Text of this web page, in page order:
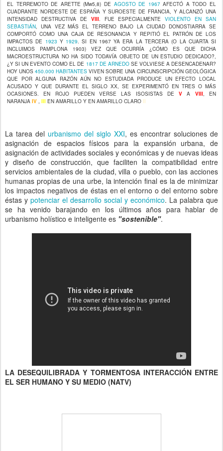
EL TERREMOTO DE ARETTE (Mw5,8) DE AGOSTO DE 1967AFECTÓ A TODO EL
CUADRANTE NORDESTE DE ESPAÑA Y SUROESTE DE FRANCIA, Y ALCANZÓ UNA
INTENSIDAD DESTRUCTIVA DE VIII. FUE ESPECIALMENTEVIOLENTO EN SAN
SEBASTIÁN, UNA VEZ MÁS EL TERRENO BAJO LA CIUDAD DONOSTIARRA SE
COMPORTÓ COMO UNA CAJA DE RESONANCIA Y REPITIÓ EL PATRÓN DE LOS
IMPACTOS DE 1923 Y1929. SI EN 1967 YA ERA LA TERCERA (O LA CUARTA SI
INCLUIMOS PAMPLONA 1903) VEZ QUE OCURRÍA ¿CÓMO ES QUE DICHA
MACROESTRUCTURA NO HA SIDO TODAVÍA OBJETO DE UN ESTUDIO DEDICADO?,
¿Y SI UN EVENTO COMO EL DE 1817 DE ARNEDOSE VOLVIESE A DESENCADENAR?
HOY UNOS 450.000 HABITANTES VIVEN SOBRE UNA CIRCUNSCRIPCIÓN GEOLÓGICA
QUE POR ALGUNA RAZÓN AÚN NO ESTUDIADA PRODUCE UN EFECTO LOCAL
ACUSADO Y QUE DURANTE EL SIGLO XX, SE EXPERIMENTÓ EN TRES O MÁS
OCASIONES. EN ROJO PUEDEN VERSE LAS ISOSISTAS DEV A VIII, EN
NARANJA IV , III EN AMARILLO Y EN AMARILLO CLARO II
La tarea del urbanismo del siglo XXI, es encontrar soluciones de
asignación de espacios físicos para la expansión urbana, de
asignación de actividades sociales y económicas y de nuevas ideas
y diseño de construcción, que faciliten la compatibilidad entre
servicios ambientales de la ciudad, villa o pueblo, con las acciones
humanas propias de una urbe, la intención final es la de minimizar
los impactos negativos de éstas en el entorno o del entorno sobre
éstas y potenciar el desarrollo social y económico. La palabra que
se ha venido barajando en los últimos años para hablar de
urbanismo holístico e inteligente es "sostenible".
LA DESEQUILIBRADA Y TORMENTOSA INTERACCIÓN ENTRE
EL SER HUMANO Y SU MEDIO (NATV)